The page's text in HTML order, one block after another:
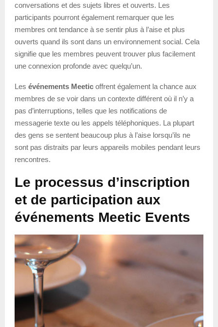
conversations et des sujets libres et ouverts. Les
participants pourront également remarquer que les
membres ont tendance à se sentir plus à l’aise et plus
ouverts quand ils sont dans un environnement social. Cela
signifie que les membres peuvent trouver plus facilement
une connexion profonde avec quelqu’un.
Les événements Meetic offrent également la chance aux
membres de se voir dans un contexte différent où il n’y a
pas d’interruptions, telles que les notifications de
messagerie texte ou les appels téléphoniques. La plupart
des gens se sentent beaucoup plus à l’aise lorsqu’ils ne
sont pas distraits par leurs appareils mobiles pendant leurs
rencontres.
Le processus d’inscription
et de participation aux
événements Meetic Events